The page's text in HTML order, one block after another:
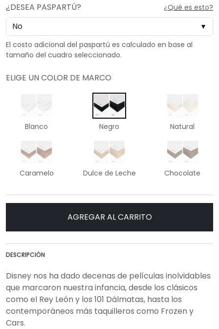
¿DESEA PASPARTÚ? ¿Qué es esto?
El costo adicional del paspartú es calculado en base al
tamaño del cuadro seleccionado.
ELIGE UN COLOR DE MARCO
Blanco Negro Natural
Caramelo Dulce de Leche Chocolate
AGREGAR AL CARRITO
DESCRIPCIÓN
Disney nos ha dado decenas de películas inolvidables
que marcaron nuestra infancia, desde los clásicos
como el Rey León y los 101 Dálmatas, hasta los
contemporáneos más taquilleros como Frozen y
Cars.